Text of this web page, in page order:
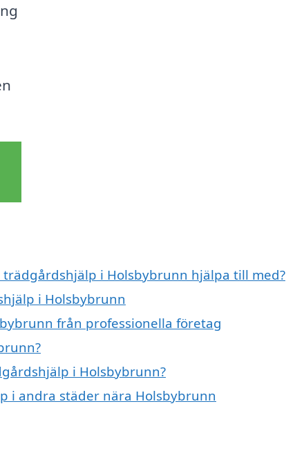
i Holsbybrunn hjälpa till med?
i Holsbybrunn
från professionella företag
i Holsbybrunn?
i andra städer nära Holsbybrunn